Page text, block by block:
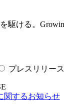
プレスリリース
関するお知らせ